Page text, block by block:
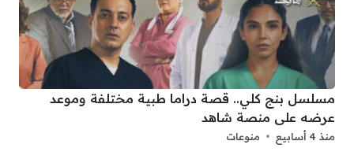
مسلسل بنج كلي.. قصة دراما طبية مختلفة وموعد
عرضه على منصة شاهد
منذ 4 أسابيع منوعات